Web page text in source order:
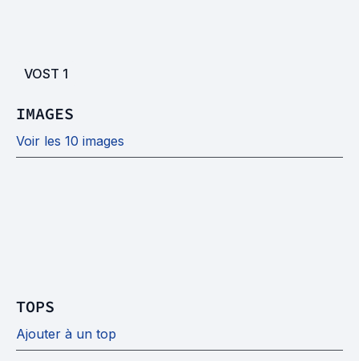
VOST 1
IMAGES
Voir les 10 images
TOPS
Ajouter à un top